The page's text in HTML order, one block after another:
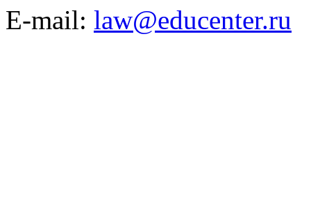
E-mail: law@educenter.ru